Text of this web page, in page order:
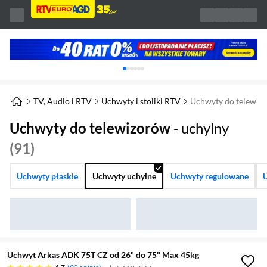
Karuzela z banerami, aktualny element 1 z
TV, Audio i RTV Uchwyty i stoliki RTV Uchwyty do
Uchwyty do telewizorów - uchylny
(91)
Uchwyty płaskie Uchwyty uchylne Uchwyty regulowane
Uchwyt Arkas ADK 75T CZ od 26" do 75" Max 45kg